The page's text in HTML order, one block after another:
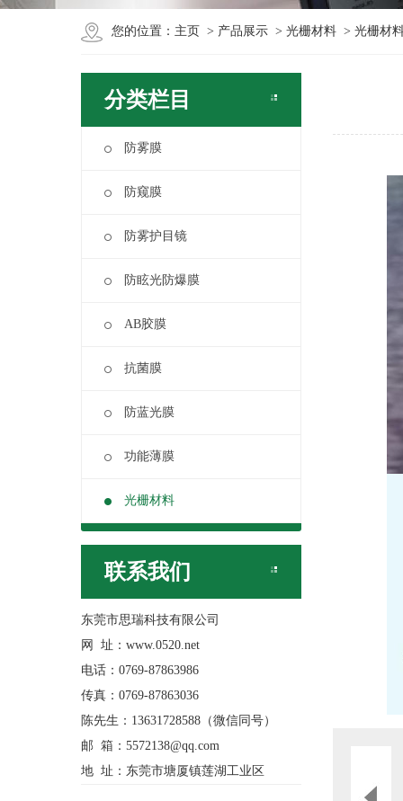
您的位置： 主页 > 产品展示 > 光栅材料 > 光栅材
分类栏目
防雾膜
防窥膜
防雾护目镜
防眩光防爆膜
AB胶膜
抗菌膜
防蓝光膜
功能薄膜
光栅材料
联系我们
东莞市思瑞科技有限公司
网 址：www.0520.net
电话：0769-87863986
传真：0769-87863036
陈先生：13631728588（微信同号）
邮 箱：5572138@qq.com
地 址：东莞市塘厦镇莲湖工业区